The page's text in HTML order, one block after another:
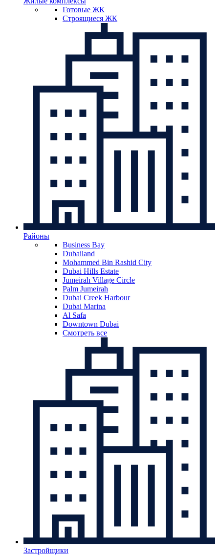
Готовые ЖК
Строящиеся ЖК
Районы
Business Bay
Dubailand
Mohammed Bin Rashid City
Dubai Hills Estate
Jumeirah Village Circle
Palm Jumeirah
Dubai Creek Harbour
Dubai Marina
Al Safa
Downtown Dubai
Смотреть все
Застройщики